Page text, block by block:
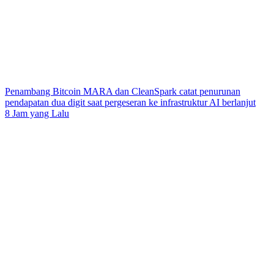
Penambang Bitcoin MARA dan CleanSpark catat penurunan
pendapatan dua digit saat pergeseran ke infrastruktur AI berlanjut
8 Jam yang Lalu